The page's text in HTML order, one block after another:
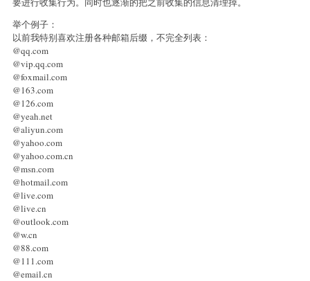
举个例子：
以前我特别喜欢注册各种邮箱后缀，不完全列表：
@qq.com
@vip.qq.com
@foxmail.com
@163.com
@126.com
@yeah.net
@aliyun.com
@yahoo.com
@yahoo.com.cn
@msn.com
@hotmail.com
@live.com
@live.cn
@outlook.com
@w.cn
@88.com
@111.com
@email.cn